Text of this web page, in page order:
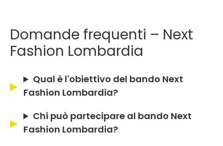
Domande frequenti – Next
Fashion Lombardia
Qual è l'obiettivo del bando Next
Fashion Lombardia?
Chi può partecipare al bando Next
Fashion Lombardia?